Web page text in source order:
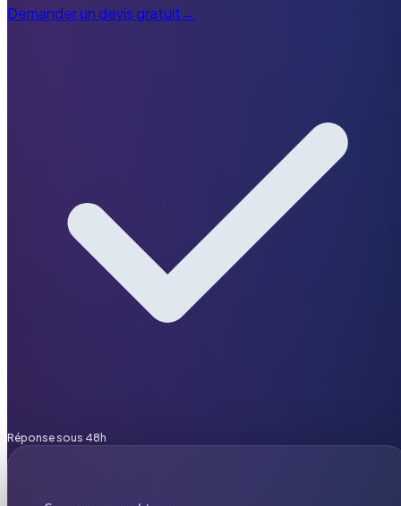
Demander un devis gratuit→
Réponse sous 48h